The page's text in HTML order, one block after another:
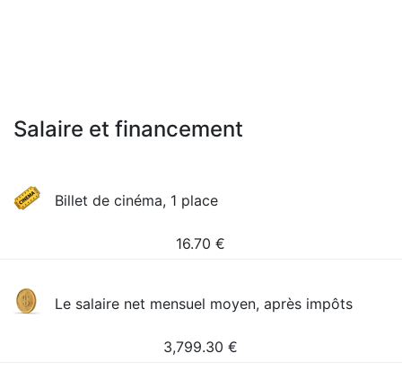
Salaire et financement
Billet de cinéma, 1 place
16.70 €
Le salaire net mensuel moyen, après impôts
3,799.30 €